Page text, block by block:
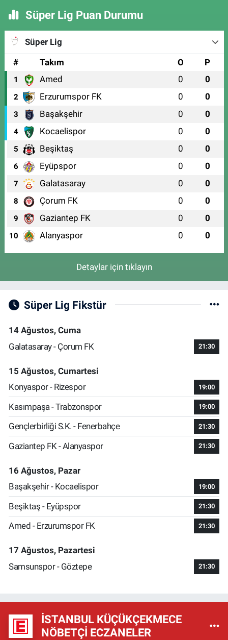
Süper Lig Puan Durumu
Süper Lig
#
Takım O P
1 Amed 0 0
2 Erzurumspor FK 0 0
3 Başakşehir 0 0
4 Kocaelispor 0 0
5 Beşiktaş 0 0
6 Eyüpspor 0 0
7 Galatasaray 0 0
8 Çorum FK 0 0
9 Gaziantep FK 0 0
10 Alanyaspor 0 0
Detaylar için tıklayın
Süper Lig Fikstür
14 Ağustos, Cuma
Galatasaray - Çorum FK
21:30
15 Ağustos, Cumartesi
Konyaspor - Rizespor
19:00
Kasımpaşa - Trabzonspor 19:00
Gençlerbirliği S.K. - Fenerbahçe 21:30
Gaziantep FK - Alanyaspor 21:30
16 Ağustos, Pazar
Başakşehir - Kocaelispor
19:00
Beşiktaş - Eyüpspor 21:30
Amed - Erzurumspor FK 21:30
17 Ağustos, Pazartesi
Samsunspor - Göztepe
21:30
İSTANBUL KÜÇÜKÇEKMECE
NÖBETÇI ECZANELER